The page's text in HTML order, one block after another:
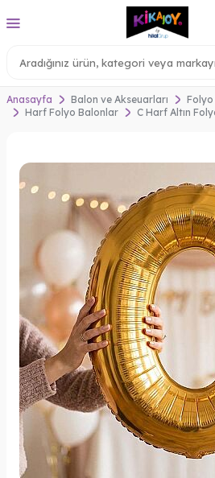
Anasayfa Balon ve Akseuarları
Harf Folyo Balonlar
C Harf Altın